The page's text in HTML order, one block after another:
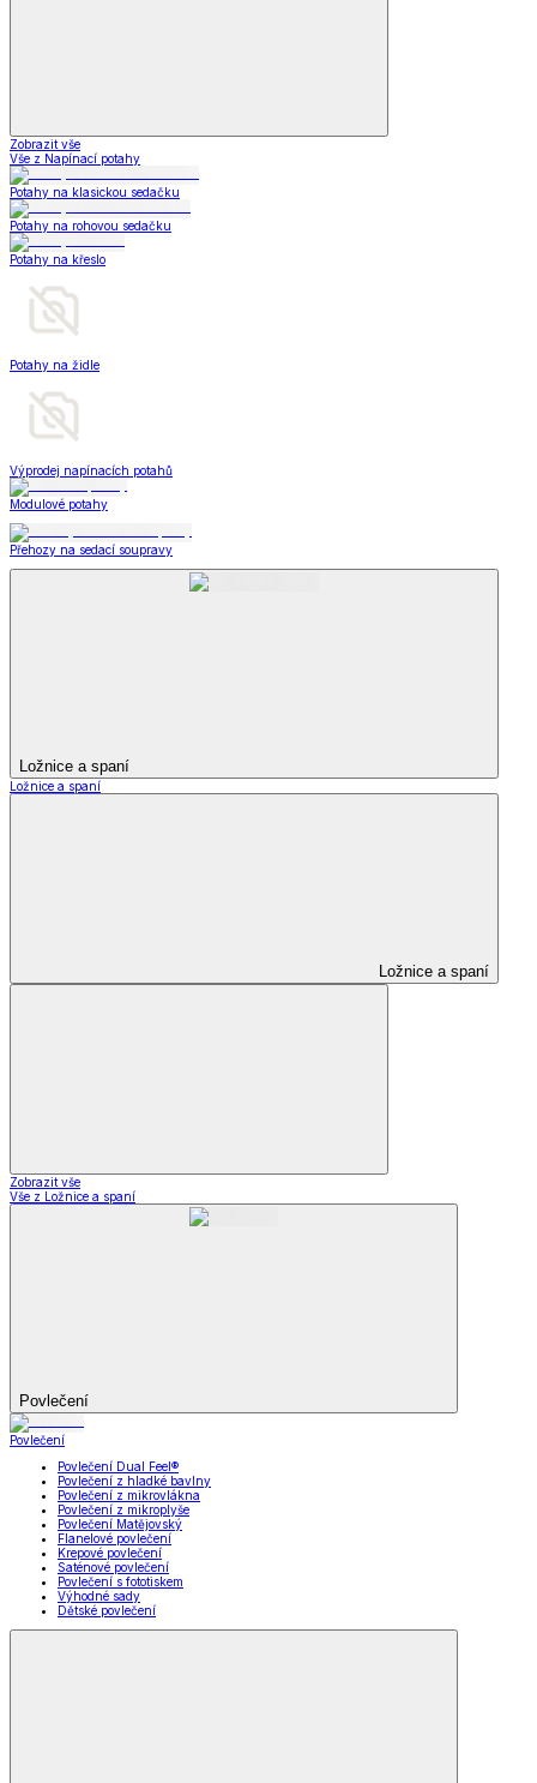
Zobrazit vše
Vše z Napínací potahy
Potahy na klasickou sedačku
Potahy na rohovou sedačku
Potahy na křeslo
Potahy na židle
Výprodej napínacích potahů
Modulové potahy
Přehozy na sedací soupravy
Ložnice a spaní
Ložnice a spaní
Ložnice a spaní
Zobrazit vše
Vše z Ložnice a spaní
Povlečení
Povlečení
Povlečení Dual Feel®
Povlečení z hladké bavlny
Povlečení z mikrovlákna
Povlečení z mikroplyše
Povlečení Matějovský
Flanelové povlečení
Krepové povlečení
Saténové povlečení
Povlečení s fototiskem
Výhodné sady
Dětské povlečení